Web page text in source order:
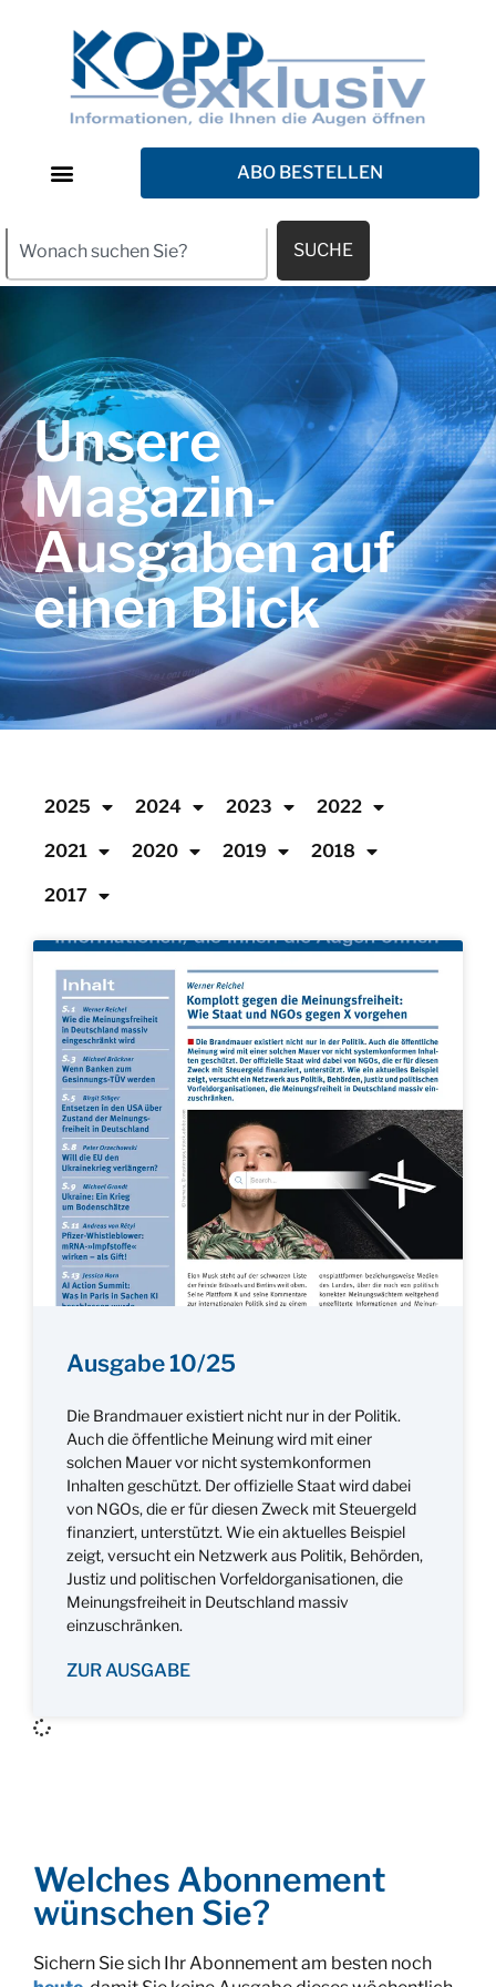
ABO BESTELLEN
SUCHE
Unsere
Magazin-
Ausgaben auf
einen Blick
2025 2024 2023 2022
2021 2020 2019 2018
2017
Ausgabe 10/25
Die Brandmauer existiert nicht nur in der Politik.
Auch die öffentliche Meinung wird mit einer
solchen Mauer vor nicht systemkonformen
Inhalten geschützt. Der offizielle Staat wird dabei
von NGOs, die er für diesen Zweck mit Steuergeld
finanziert, unterstützt. Wie ein aktuelles Beispiel
zeigt, versucht ein Netzwerk aus Politik, Behörden,
Justiz und politischen Vorfeldorganisationen, die
Meinungsfreiheit in Deutschland massiv
einzuschränken.
ZUR AUSGABE
Welches Abonnement
wünschen Sie?
Sichern Sie sich Ihr Abonnement am besten noch